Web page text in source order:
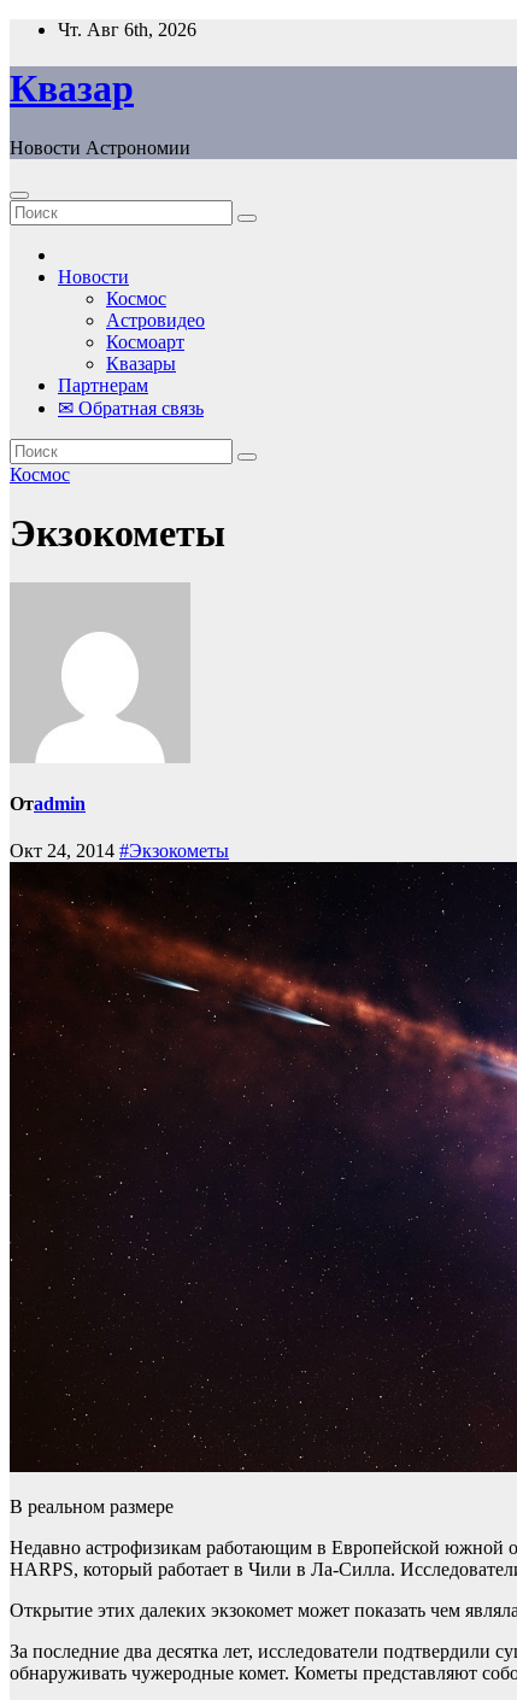
Перейти
содержанию
Чт. Авг 6th, 2026
Квазар
Новости Астрономии
Новости
Космос
Астровидео
Космоарт
Квазары
Партнерам
✉ Обратная связь
Космос
Экзокометы
Отadmin
Окт 24, 2014 #Экзокометы
В реальном размере
Недавно астрофизикам работающим в Европейской южной
HARPS, который работает в Чили в Ла-Силла.
Открытие этих далеких экзокомет может показать чем
За последние два десятка лет, исследователи
обнаруживать чужеродные комет. Кометы представляют